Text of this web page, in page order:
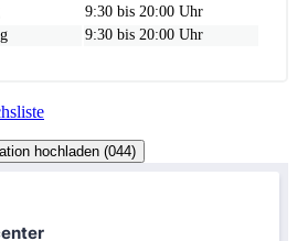
9:30 bis 20:00 Uhr
9:30 bis 20:00 Uhr
hochladen (044)